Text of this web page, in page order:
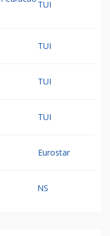
TUI
TUI
TUI
TUI
Eurostar
NS